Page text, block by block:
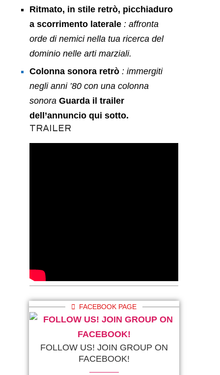
Ritmato, in stile retrò, picchiaduro
a scorrimento laterale : affronta
orde di nemici nella tua ricerca del
dominio nelle arti marziali.
Colonna sonora retrò : immergiti
negli anni ’80 con una colonna
sonora Guarda il trailer
dell’annuncio qui sotto.
TRAILER
FACEBOOK PAGE
FOLLOW US! JOIN GROUP ON
FACEBOOK!